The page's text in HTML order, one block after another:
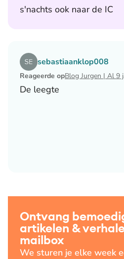
s'nachts ook naar de IC
sebastiaanklop008
Reageerde op
De leegte
Lees het artikel Blog
Ontvang
artikelen &
mailbox
We sturen je elke week